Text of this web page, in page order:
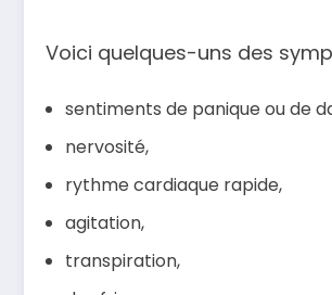
Voici quelques-uns des
sentiments de panique ou de
nervosité,
rythme cardiaque rapide,
agitation,
transpiration,